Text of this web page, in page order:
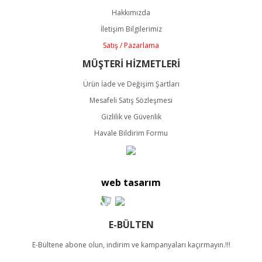
Ürün açıklamasında eksik bilgiler bulunuyor.
Ürün bilgilerinde hatalar bulunuyor.
Ürün fiyatı diğer sitelerden daha pahalı.
Bu ürüne benzer farklı alternatifler olmalı.
Gönder
Hakkımızda
İletişim Bilgilerimiz
Satış / Pazarlama
MÜŞTERİ HİZMETLERİ
Ürün İade ve Değişim Şartları
Mesafeli Satış Sözleşmesi
Gizlilik ve Güvenlik
Havale Bildirim Formu
web tasarım
E-BÜLTEN
E-Bültene abone olun, indirim ve kampanyaları kaçırmayın.!!!